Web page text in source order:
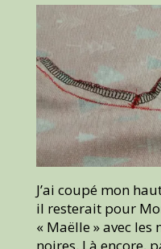
J’ai coupé mon
il resterait pour
« Maëlle » avec les